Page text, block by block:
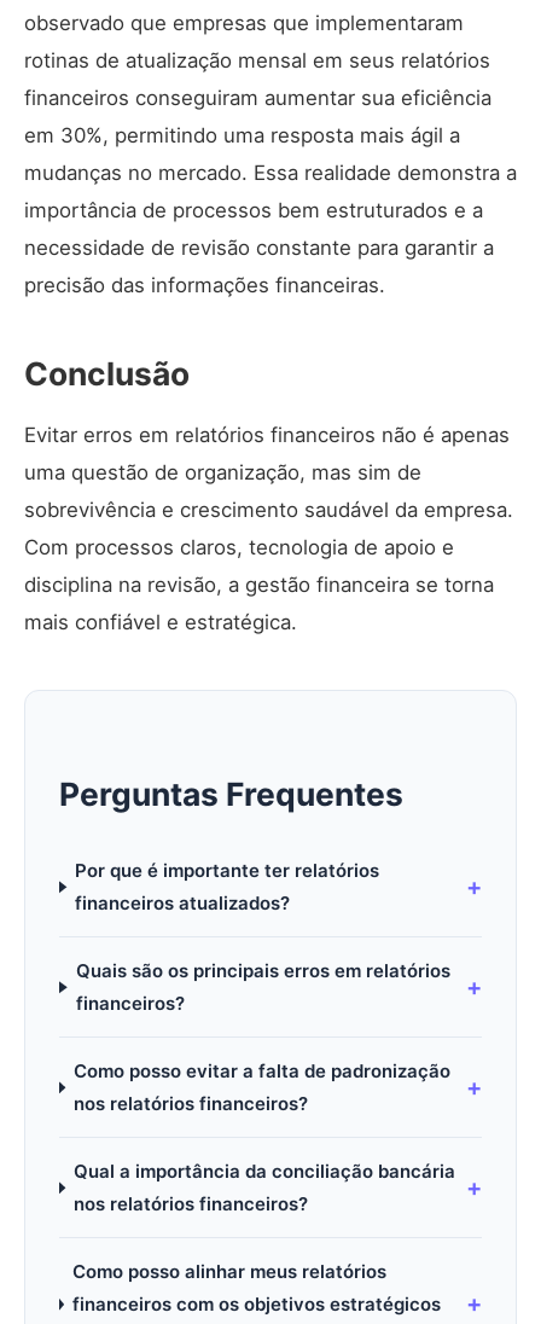
observado que empresas que implementaram
rotinas de atualização mensal em seus relatórios
financeiros conseguiram aumentar sua eficiência
em 30%, permitindo uma resposta mais ágil a
mudanças no mercado. Essa realidade demonstra a
importância de processos bem estruturados e a
necessidade de revisão constante para garantir a
precisão das informações financeiras.
Conclusão
Evitar erros em relatórios financeiros não é apenas
uma questão de organização, mas sim de
sobrevivência e crescimento saudável da empresa.
Com processos claros, tecnologia de apoio e
disciplina na revisão, a gestão financeira se torna
mais confiável e estratégica.
Perguntas Frequentes
Por que é importante ter relatórios
financeiros atualizados?
Quais são os principais erros em relatórios
financeiros?
Como posso evitar a falta de padronização
nos relatórios financeiros?
Qual a importância da conciliação bancária
nos relatórios financeiros?
Como posso alinhar meus relatórios
financeiros com os objetivos estratégicos